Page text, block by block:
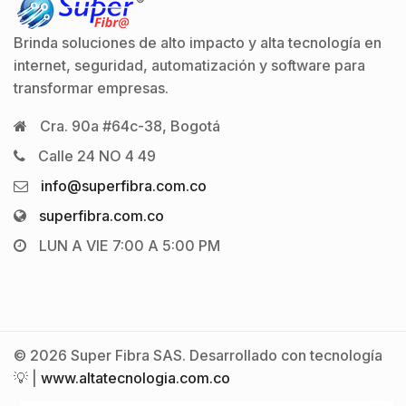
Brinda soluciones de alto impacto y alta tecnología en
internet, seguridad, automatización y software para
transformar empresas.
Cra. 90a #64c-38, Bogotá
Calle 24 NO 4 49
info@superfibra.com.co
superfibra.com.co
LUN A VIE 7:00 A 5:00 PM
© 2026 Super Fibra SAS. Desarrollado con tecnología
💡 | www.altatecnologia.com.co